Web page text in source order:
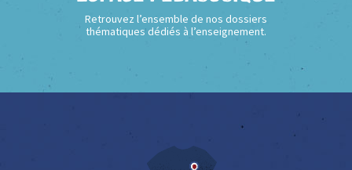
Retrouvez l’ensemble de nos dossiers
thématiques dédiés à l’enseignement.